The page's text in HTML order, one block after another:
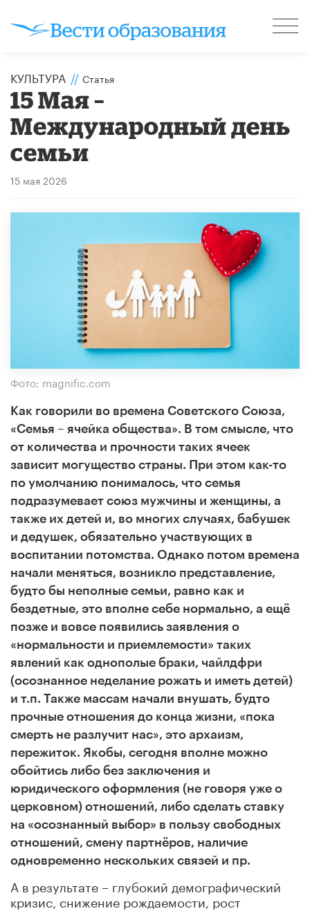
КУЛЬТУРА // Статья
15 Мая –
Международный день
семьи
15 мая 2026
Фото: magnific.com
Как говорили во времена Советского Союза,
«Семья – ячейка общества». В том смысле, что
от количества и прочности таких ячеек
зависит могущество страны. При этом как-то
по умолчанию понималось, что семья
подразумевает союз мужчины и женщины, а
также их детей и, во многих случаях, бабушек
и дедушек, обязательно участвующих в
воспитании потомства. Однако потом времена
начали меняться, возникло представление,
будто бы неполные семьи, равно как и
бездетные, это вполне себе нормально, а ещё
позже и вовсе появились заявления о
«нормальности и приемлемости» таких
явлений как однополые браки, чайлдфри
(осознанное неделание рожать и иметь детей)
и т.п. Также массам начали внушать, будто
прочные отношения до конца жизни, «пока
смерть не разлучит нас», это архаизм,
пережиток. Якобы, сегодня вполне можно
обойтись либо без заключения и
юридического оформления (не говоря уже о
церковном) отношений, либо сделать ставку
на «осознанный выбор» в пользу свободных
отношений, смену партнёров, наличие
одновременно нескольких связей и пр.
А в результате – глубокий демографический
кризис, снижение рождаемости, рост